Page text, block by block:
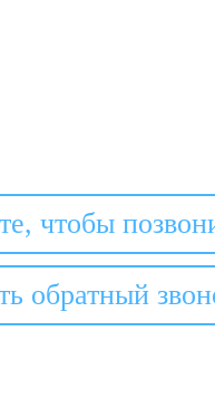
чтобы
обратный